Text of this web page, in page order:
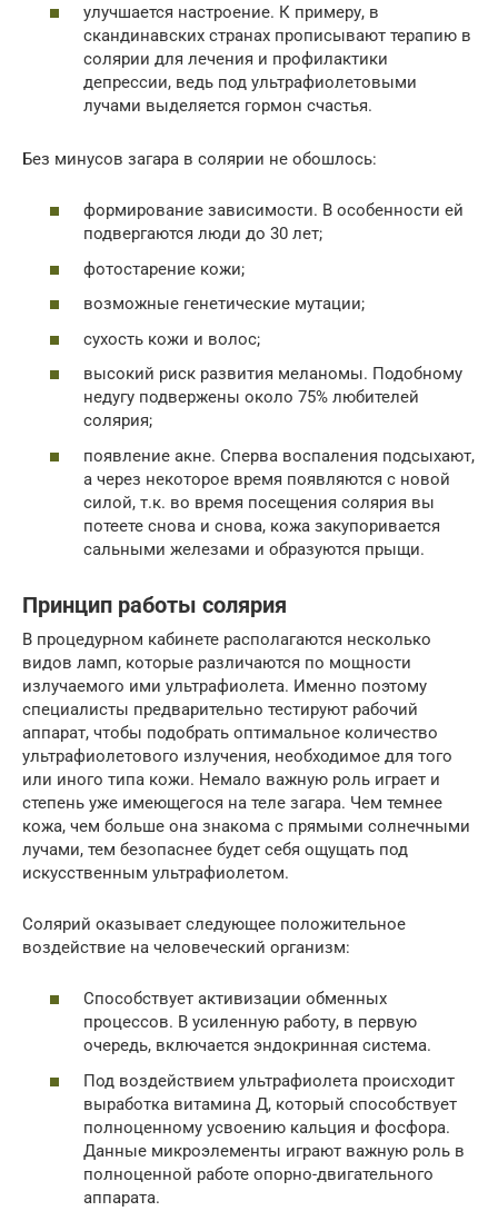
улучшается настроение. К примеру, в
скандинавских странах прописывают терапию в
солярии для лечения и профилактики
депрессии, ведь под ультрафиолетовыми
лучами выделяется гормон счастья.
Без минусов загара в солярии не обошлось:
формирование зависимости. В особенности ей
подвергаются люди до 30 лет;
фотостарение кожи;
возможные генетические мутации;
сухость кожи и волос;
высокий риск развития меланомы. Подобному
недугу подвержены около 75% любителей
солярия;
появление акне. Сперва воспаления подсыхают,
а через некоторое время появляются с новой
силой, т.к. во время посещения солярия вы
потеете снова и снова, кожа закупоривается
сальными железами и образуются прыщи.
Принцип работы солярия
В процедурном кабинете располагаются несколько
видов ламп, которые различаются по мощности
излучаемого ими ультрафиолета. Именно поэтому
специалисты предварительно тестируют рабочий
аппарат, чтобы подобрать оптимальное количество
ультрафиолетового излучения, необходимое для того
или иного типа кожи. Немало важную роль играет и
степень уже имеющегося на теле загара. Чем темнее
кожа, чем больше она знакома с прямыми солнечными
лучами, тем безопаснее будет себя ощущать под
искусственным ультрафиолетом.
Солярий оказывает следующее положительное
воздействие на человеческий организм:
Способствует активизации обменных
процессов. В усиленную работу, в первую
очередь, включается эндокринная система.
Под воздействием ультрафиолета происходит
выработка витамина Д, который способствует
полноценному усвоению кальция и фосфора.
Данные микроэлементы играют важную роль в
полноценной работе опорно-двигательного
аппарата.